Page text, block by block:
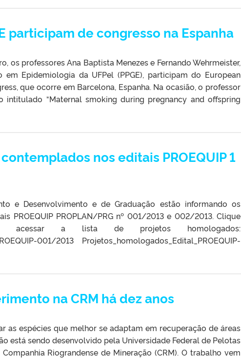
participam de congresso na Espanha
os professores Ana Baptista Menezes e Fernando Wehrmeister,
Epidemiologia da UFPel (PPGE), participam do European
que ocorre em Barcelona, Espanha. Na ocasião, o professor
intitulado “Maternal smoking during pregnancy and offspring
nos editais PROEQUIP 1
e Desenvolvimento e de Graduação estão informando os
PROEQUIP PROPLAN/PRG nº 001/2013 e 002/2013. Clique
a lista de projetos homologados:
001/2013 Projetos_homologados_Edital_PROEQUIP-
na CRM há dez anos
as espécies que melhor se adaptam em recuperação de áreas
está sendo desenvolvido pela Universidade Federal de Pelotas
Riograndense de Mineração (CRM). O trabalho vem